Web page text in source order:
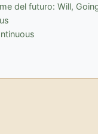
del futuro: Will,